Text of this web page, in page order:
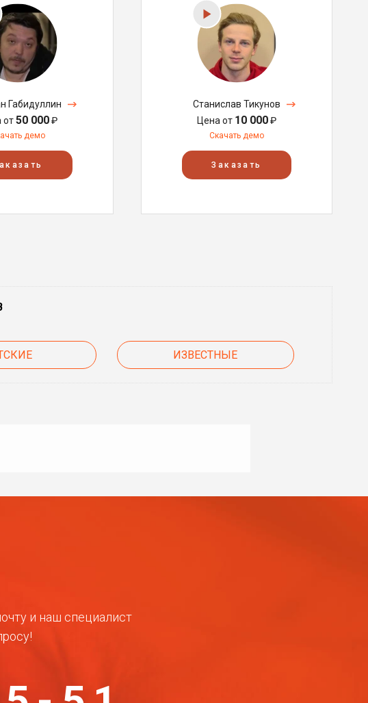
Габидуллин
от50 000₽
демо
Станислав Тикунов
Цена от 10 000₽
Скачать демо
Заказать
ИЗВЕСТНЫЕ
и наш специалист